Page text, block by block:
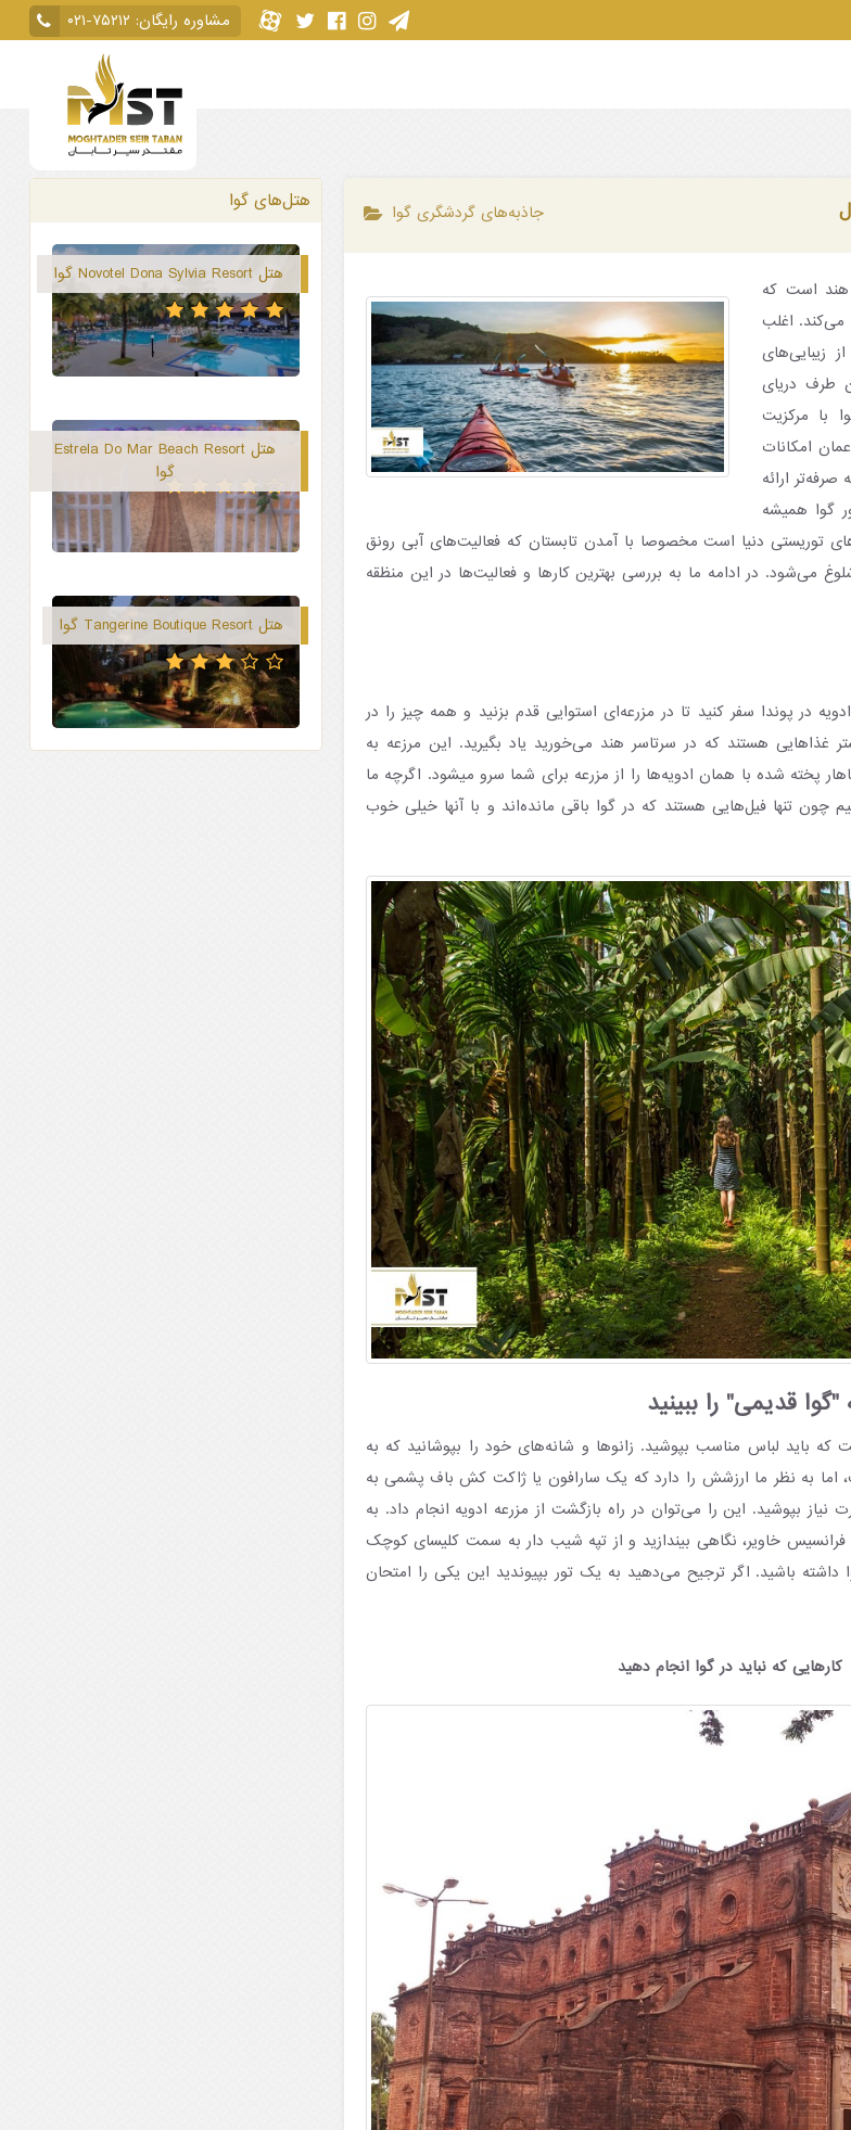
مشاوره رایگان: ۰۲۱-۷۵۲۱۲
جاذبه‌های گردشگری گوا
هند است که
می‌کند. اغلب
زیبایی‌های
طرف دریای
با مرکزیت
امکانات
ارائه
گوا همیشه
توریستی دنیا است مخصوصا با آمدن تابستان که فعالیت‌های آبی رونق
می‌شود. در ادامه ما به بررسی بهترین کارها و فعالیت‌ها در این منظقه
در پوندا سفر کنید تا در مزرعه‌ای استوایی قدم بزنید و همه چیز را در
غذاهایی هستند که در سرتاسر هند می‌خورید یاد بگیرید. این مرزعه به
شده با همان ادویه‌ها را از مزرعه برای شما سرو میشود. اگرچه ما
چون تنها فیل‌هایی هستند که در گوا باقی مانده‌اند و با آنها خیلی خوب
قدیمی" را ببینید
که باید لباس مناسب بپوشید. زانوها و شانه‌های خود را بپوشانید که به
اما به نظر ما ارزشش را دارد که یک سارافون یا ژاکت کش باف پشمی به
نیاز بپوشید. این را می‌توان در راه بازگشت از مزرعه ادویه انجام داد. به
خاویر، نگاهی بیندازید و از تپه شیب دار به سمت کلیسای کوچک
داشته باشید. اگر ترجیح می‌دهید به یک تور بپیوندید این یکی را امتحان
کارهایی که نباید در گوا انجام دهید
هتل‌های گوا
هتل Novotel Dona Sylvia Resort گوا
هتل Estrela Do Mar Beach Resort
گوا
هتل Tangerine Boutique Resort گوا